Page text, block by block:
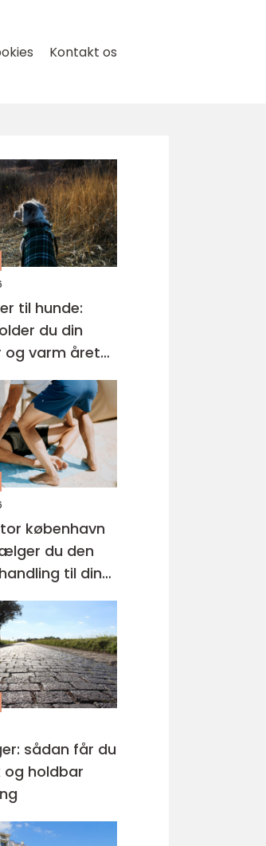
Kontakt os
til hunde:
du din
og varm året
københavn
du den
til dine
sådan får du
og holdbar